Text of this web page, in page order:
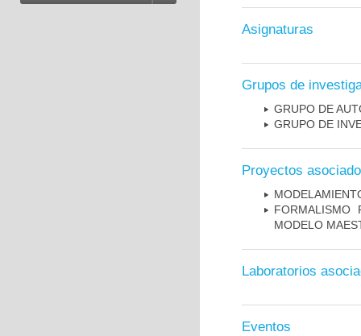
Asignaturas
Grupos de
GRUPO DE
GRUPO DE
Proyectos
FORMALISMO
MODELO
Laboratorios
Eventos